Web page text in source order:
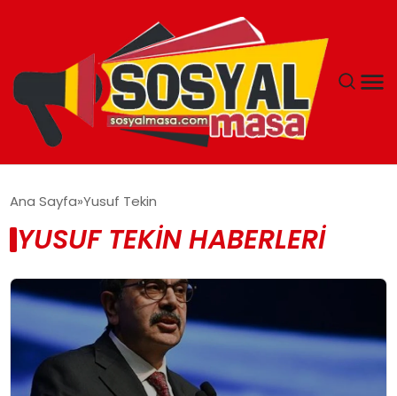
EKONOMI
GÜNCEL
EĞITIM
Ana Sayfa Yusuf Tekin
YUSUF TEKIN HABERLERI